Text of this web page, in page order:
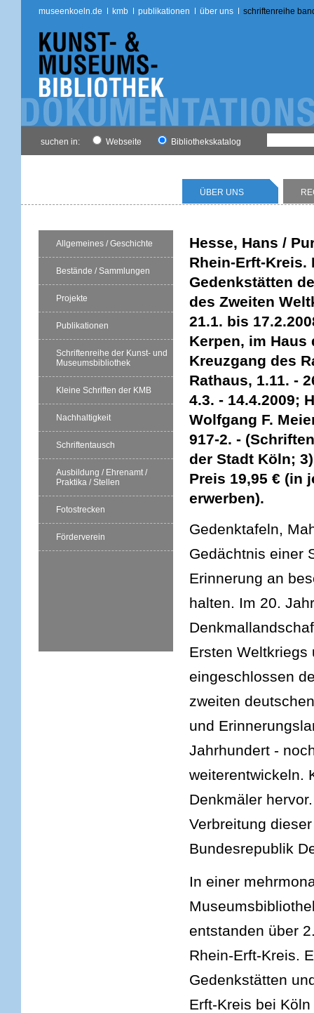
museenkoeln.de kmb publikationen über uns schriftenreihe
suchen in: Webseite Bibliothekskatalog
ÜBER UNS
Allgemeines / Geschichte
Bestände / Sammlungen
Projekte
Publikationen
Schriftenreihe der Kunst- und
Museumsbibliothek
Kleine Schriften der KMB
Nachhaltigkeit
Schriftentausch
Ausbildung / Ehrenamt /
Praktika / Stellen
Fotostrecken
Förderverein
Hesse, Hans /
Rhein-Erft-Kreis.
Gedenkstätten
des Zweiten
21.1. bis
Kerpen, im Haus
Kreuzgang des
Rathaus, 1.11. -
4.3. - 14.4.2009;
Wolfgang F.
917-2. -
der Stadt Köln;
Preis 19,95 € (in
erwerben).
Gedenktafeln,
Gedächtnis einer
Erinnerung an
halten. Im 20.
Ersten
eingeschlossen
zweiten
und
Jahrhundert -
weiterentwickeln.
Denkmäler
Verbreitung
Bundesrepublik
In einer
entstanden über
Rhein-Erft-Kreis.
Gedenkstätten
Erft-Kreis bei